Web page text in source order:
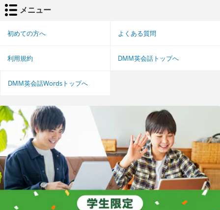
メニュー
初めての方へ よくある質問
利用規約 DMM英会話トップへ
DMM英会話Wordsトップへ